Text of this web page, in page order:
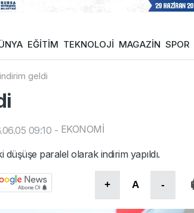
EĞİTİM TEKNOLOJİ MAGAZİN SPOR
geldi
09:10 - EKONOMİ
paralel olarak indirim yapıldı.
+ A -